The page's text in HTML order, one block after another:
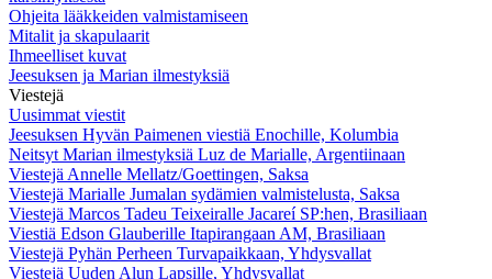
Ohjeita lääkkeiden valmistamiseen
Mitalit ja skapulaarit
Ihmeelliset kuvat
Jeesuksen ja Marian ilmestyksiä
Viestejä
Uusimmat viestit
Jeesuksen Hyvän Paimenen viestiä Enochille, Kolumbia
Neitsyt Marian ilmestyksiä Luz de Marialle, Argentiinaan
Viestejä Annelle Mellatz/Goettingen, Saksa
Viestejä Marialle Jumalan sydämien valmistelusta, Saksa
Viestejä Marcos Tadeu Teixeiralle Jacareí SP:hen, Brasiliaan
Viestiä Edson Glauberille Itapirangaan AM, Brasiliaan
Viestejä Pyhän Perheen Turvapaikkaan, Yhdysvallat
Viestejä Uuden Alun Lapsille, Yhdysvallat